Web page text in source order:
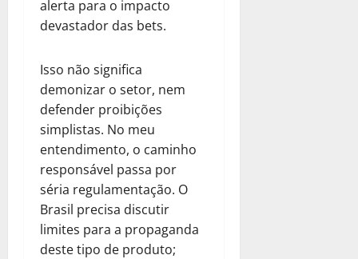
alerta para o impacto
devastador das bets.
Isso não significa
demonizar o setor, nem
defender proibições
simplistas. No meu
entendimento, o caminho
responsável passa por
séria regulamentação. O
Brasil precisa discutir
limites para a propaganda
deste tipo de produto;